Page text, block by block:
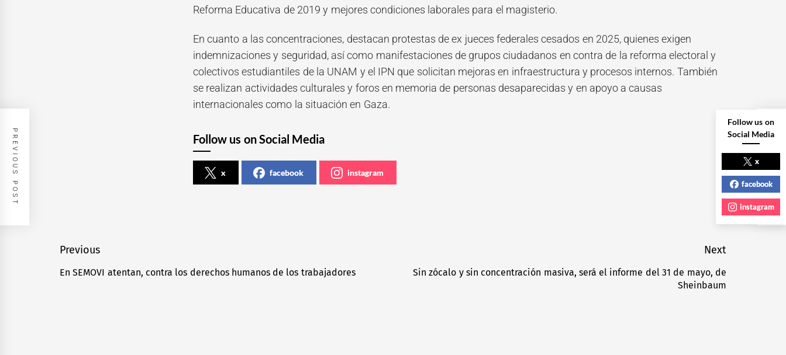
Reforma Educativa de 2019 y mejores condiciones laborales para el magisterio.
En cuanto a las concentraciones, destacan protestas de ex jueces federales cesados en 2025, quienes exigen
indemnizaciones y seguridad, así como manifestaciones de grupos ciudadanos en contra de la reforma electoral y
colectivos estudiantiles de la UNAM y el IPN que solicitan mejoras en infraestructura y procesos internos. También
se realizan actividades culturales y foros en memoria de personas desaparecidas y en apoyo a causas
internacionales como la situación en Gaza.
Follow us on Social Media
x facebook instagram
Navegación
de
Previous
Previous
En SEMOVI atentan, contra los derechos humanos de los trabajadores
Next
Sin zócalo y sin concentración masiva, será el informe del 31 de mayo, de
Sheinbaum
PREVIOUS POST NEXT POST
Follow us on
Social Media
x
facebook
instagram